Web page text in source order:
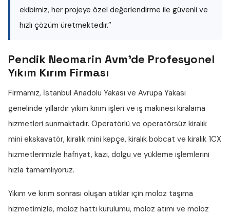
ekibimiz, her projeye özel değerlendirme ile güvenli ve
hızlı çözüm üretmektedir.”
Pendik Neomarin Avm'de Profesyonel
Yıkım Kırım Firması
Firmamız, İstanbul Anadolu Yakası ve Avrupa Yakası
genelinde yıllardır yıkım kırım işleri ve iş makinesi kiralama
hizmetleri sunmaktadır. Operatörlü ve operatörsüz kiralık
mini ekskavatör, kiralık mini kepçe, kiralık bobcat ve kiralık 1CX
hizmetlerimizle hafriyat, kazı, dolgu ve yükleme işlemlerini
hızla tamamlıyoruz.
Yıkım ve kırım sonrası oluşan atıklar için moloz taşıma
hizmetimizle, moloz hattı kurulumu, moloz atımı ve moloz